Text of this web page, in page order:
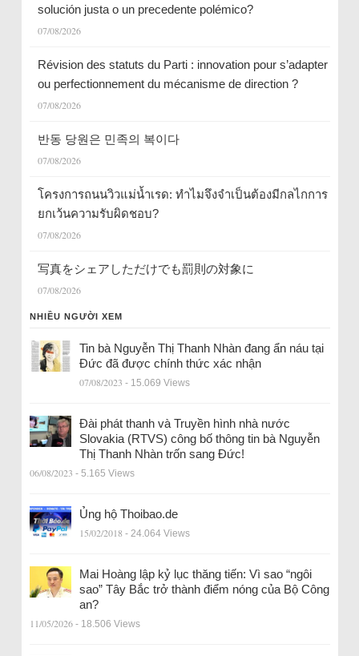
solución justa o un precedente polémico?
07/08/2026
Révision des statuts du Parti : innovation pour s’adapter
ou perfectionnement du mécanisme de direction ?
07/08/2026
반동 당원은 민족의 복이다
07/08/2026
โครงการถนนวิวแม่น้ำเรด: ทำไมจึงจำเป็นต้องมีกลไกการ
ยกเว้นความรับผิดชอบ?
07/08/2026
写真をシェアしただけでも罰則の対象に
07/08/2026
NHIỀU NGƯỜI XEM
Tin bà Nguyễn Thị Thanh Nhàn đang ẩn náu tại
Đức đã được chính thức xác nhận
07/08/2023 - 15.069 Views
Đài phát thanh và Truyền hình nhà nước
Slovakia (RTVS) công bố thông tin bà Nguyễn
Thị Thanh Nhàn trốn sang Đức!
06/08/2023 - 5.165 Views
Ủng hộ Thoibao.de
15/02/2018 - 24.064 Views
Mai Hoàng lập kỷ lục thăng tiến: Vì sao “ngôi
sao” Tây Bắc trở thành điểm nóng của Bộ Công
an?
11/05/2026 - 18.506 Views